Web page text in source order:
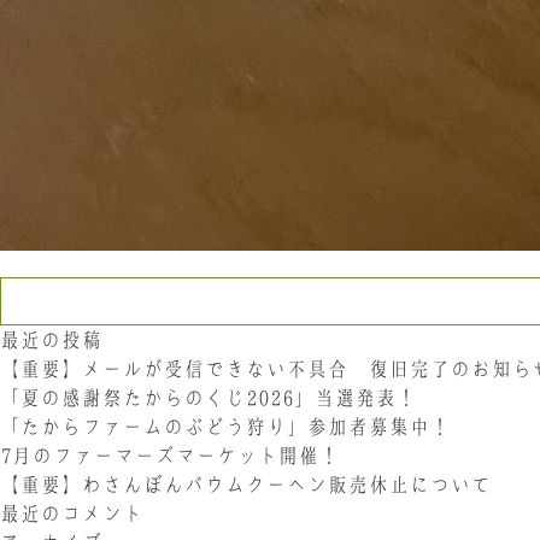
最近の投稿
【重要】メールが受信できない不具合 復旧完了のお知ら
「夏の感謝祭たからのくじ2026」当選発表！
「たからファームのぶどう狩り」参加者募集中！
7月のファーマーズマーケット開催！
【重要】わさんぼんバウムクーヘン販売休止について
最近のコメント